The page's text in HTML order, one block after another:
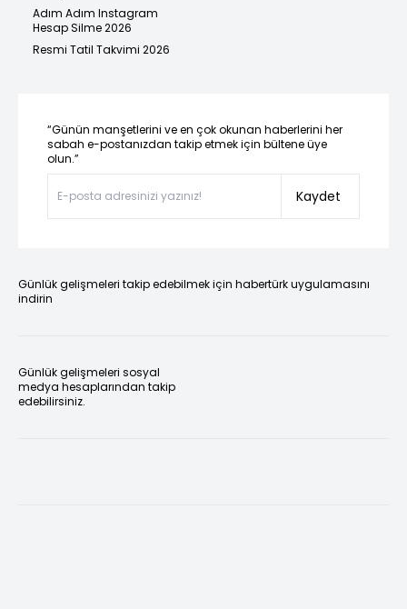
Adım Adım Instagram
Hesap Silme 2026
Resmi Tatil Takvimi 2026
“Günün manşetlerini ve en çok okunan haberlerini her
sabah e-postanızdan takip etmek için bültene üye
olun.”
Kaydet
Günlük gelişmeleri takip edebilmek için habertürk uygulamasını
indirin
Günlük gelişmeleri sosyal
medya hesaplarından takip
edebilirsiniz.